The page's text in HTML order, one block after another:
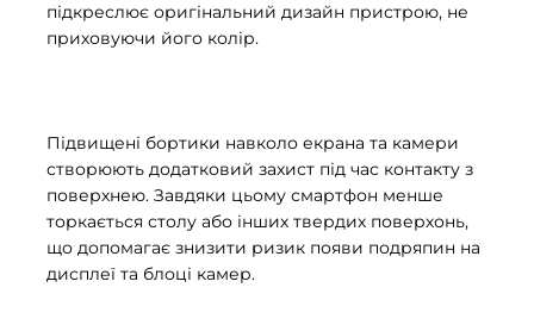
підкреслює оригінальний дизайн пристрою, не
приховуючи його колір.
Підвищені бортики навколо екрана та камери
створюють додатковий захист під час контакту з
поверхнею. Завдяки цьому смартфон менше
торкається столу або інших твердих поверхонь,
що допомагає знизити ризик появи подряпин на
дисплеї та блоці камер.